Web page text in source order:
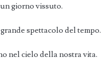
giorno vissuto.
spettacolo del tempo.
nel cielo della nostra vita.